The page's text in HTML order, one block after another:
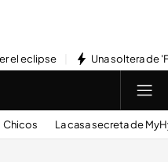
el eclipse Una soltera de
Chicos La casa secreta de